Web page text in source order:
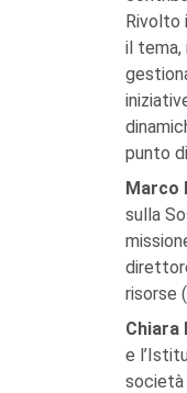
Rivolto
il tema,
punto
Marco
sulla
risorse
Chiara
e
società